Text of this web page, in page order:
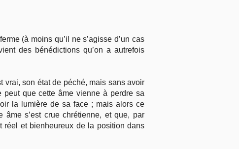
(à moins qu’il ne s’agisse d’un cas
des bénédictions qu’on a autrefois
vrai, son état de péché, mais sans avoir
que cette âme vienne à perdre sa
la lumière de sa face ; mais alors ce
s’est crue chrétienne, et que, par
réel et bienheureux de la position dans